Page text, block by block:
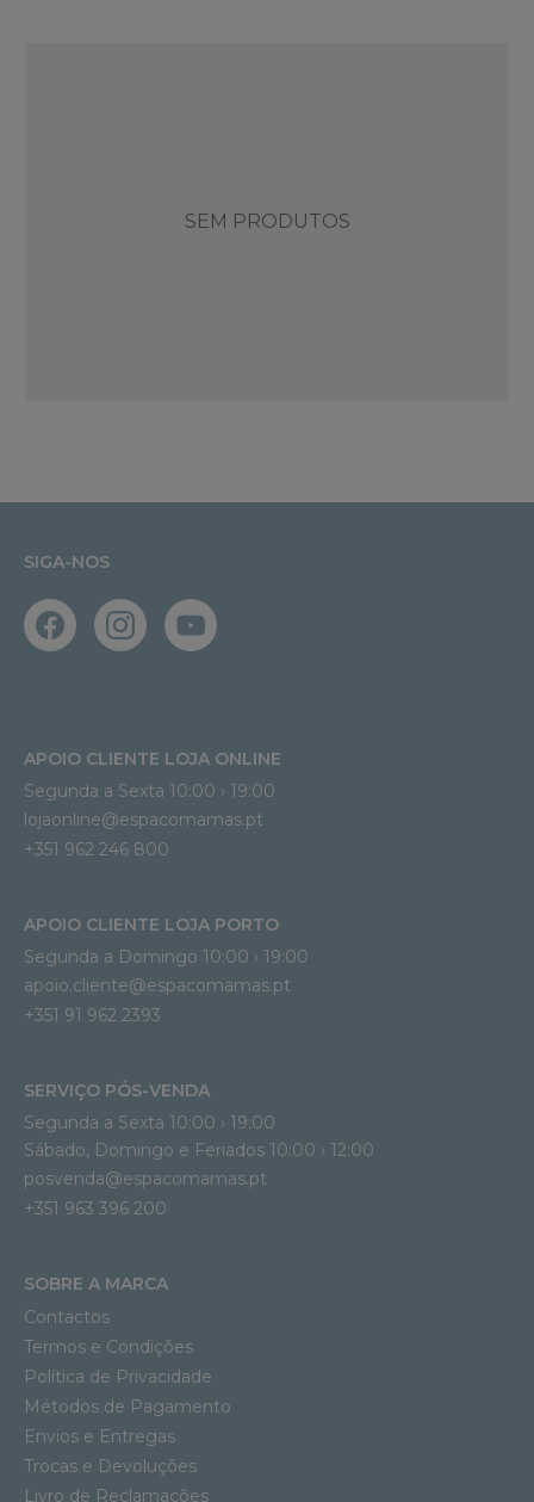
SEM PRODUTOS
SIGA-NOS
APOIO CLIENTE LOJA ONLINE
Segunda a Sexta 10:00 › 19:00
lojaonline@espacomamas.pt
+351 962 246 800
APOIO CLIENTE LOJA PORTO
Segunda a Domingo 10:00 › 19:00
apoio.cliente@espacomamas.pt
+351 91 962 2393
SERVIÇO PÓS-VENDA
Segunda a Sexta 10:00 › 19:00
Sábado, Domingo e Feriados 10:00 › 12:00
posvenda@espacomamas.pt
+351 963 396 200
SOBRE A MARCA
Contactos
Termos e Condições
Política de Privacidade
Métodos de Pagamento
Envios e Entregas
Trocas e Devoluções
Livro de Reclamações